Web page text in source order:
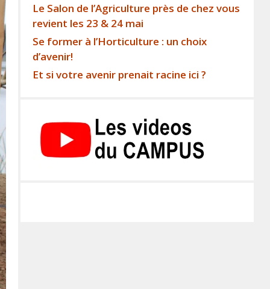
Le Salon de l’Agriculture près de chez vous
revient les 23 & 24 mai
Se former à l’Horticulture : un choix
d’avenir!
Et si votre avenir prenait racine ici ?